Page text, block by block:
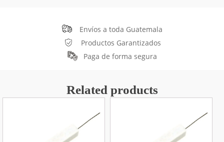
Envíos a toda Guatemala
Productos Garantizados
Paga de forma segura
Related products